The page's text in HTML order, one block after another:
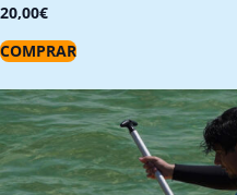
20,00€
COMPRAR